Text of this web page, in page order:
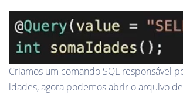
Criamos um comando SQL responsável
idades, agora podemos abrir o arquivo